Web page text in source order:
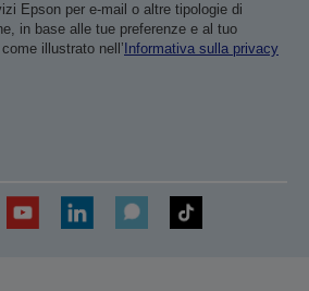
Epson per e-mail o altre tipologie di
in base alle tue preferenze e al tuo
illustrato nell’ Informativa sulla privacy